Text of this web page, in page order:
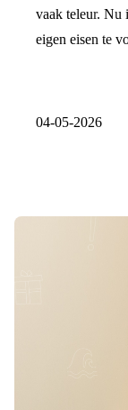
vaak teleur. Nu
eigen eisen te
04-05-2026